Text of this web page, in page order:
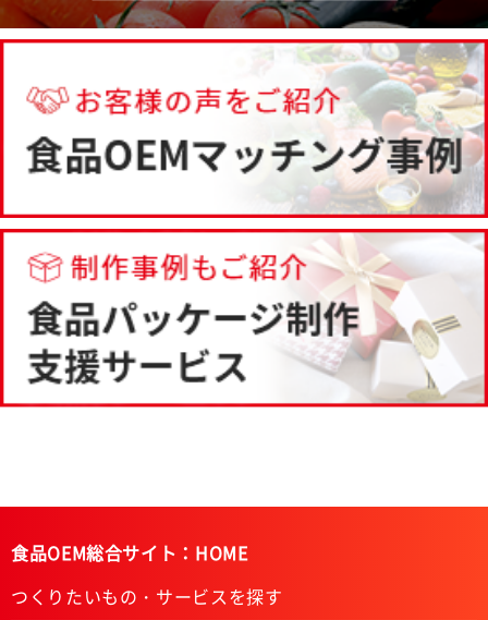
食品OEM総合サイト：HOME
つくりたいもの・サービスを探す